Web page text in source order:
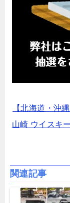
【北海道・沖
山崎 ウイスキ
関連記事